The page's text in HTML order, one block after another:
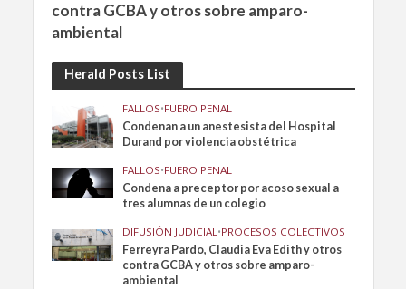
contra GCBA y otros sobre amparo-
ambiental
Herald Posts List
FALLOS•FUERO PENAL
Condenan a un anestesista del Hospital
Durand por violencia obstétrica
FALLOS•FUERO PENAL
Condena a preceptor por acoso sexual a
tres alumnas de un colegio
DIFUSIÓN JUDICIAL•PROCESOS COLECTIVOS
Ferreyra Pardo, Claudia Eva Edith y otros
contra GCBA y otros sobre amparo-
ambiental